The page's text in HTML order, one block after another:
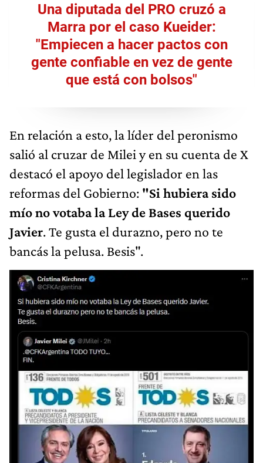
Una diputada del PRO cruzó a
Marra por el caso Kueider:
"Empiecen a hacer pactos con
gente confiable en vez de gente
que está con bolsos"
En relación a esto, la líder del peronismo
salió al cruzar de Milei y en su cuenta de X
destacó el apoyo del legislador en las
reformas del Gobierno: "Si hubiera sido
mío no votaba la Ley de Bases querido
Javier. Te gusta el durazno, pero no te
bancás la pelusa. Besis".